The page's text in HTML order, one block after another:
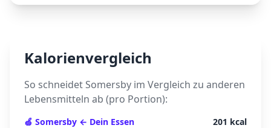
Kalorienvergleich
So schneidetSomersby im Vergleich zu anderen
Lebensmitteln ab (pro Portion):
🍏 Somersby ← Dein Essen 201 kcal